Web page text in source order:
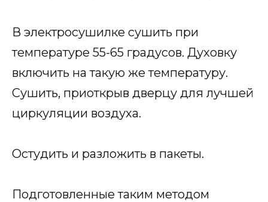
В электросушилке сушить при
температуре 55-65 градусов. Духовку
включить на такую же температуру.
Сушить, приоткрыв дверцу для лучшей
циркуляции воздуха.
Остудить и разложить в пакеты.
Подготовленные таким методом